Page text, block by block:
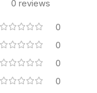
0 reviews
0
0
0
0